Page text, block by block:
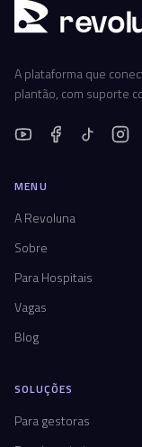
rev
A plataforma que
plantão, com suporte
MENU
A Revoluna
Sobre
Para Hospitais
Vagas
Blog
SOLUÇÕES
Para gestoras